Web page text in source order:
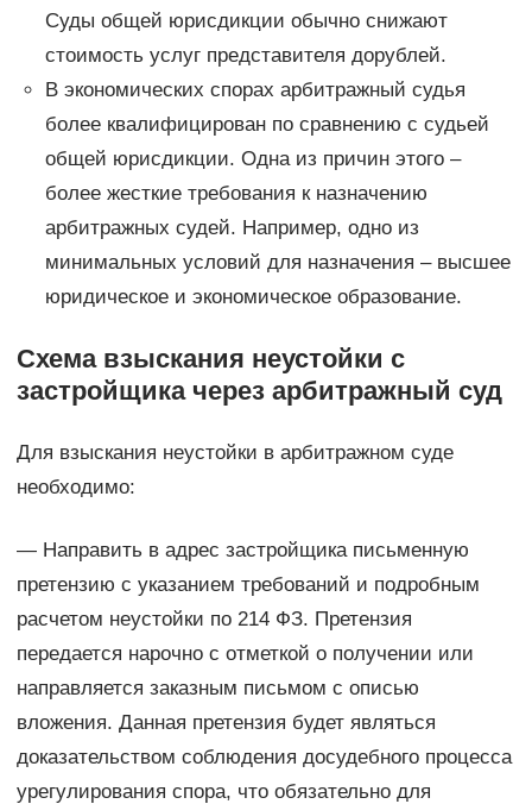
Суды общей юрисдикции обычно снижают
стоимость услуг представителя дорублей.
В экономических спорах арбитражный судья
более квалифицирован по сравнению с судьей
общей юрисдикции. Одна из причин этого –
более жесткие требования к назначению
арбитражных судей. Например, одно из
минимальных условий для назначения – высшее
юридическое и экономическое образование.
Схема взыскания неустойки с
застройщика через арбитражный суд
Для взыскания неустойки в арбитражном суде
необходимо:
— Направить в адрес застройщика письменную
претензию с указанием требований и подробным
расчетом неустойки по 214 ФЗ. Претензия
передается нарочно с отметкой о получении или
направляется заказным письмом с описью
вложения. Данная претензия будет являться
доказательством соблюдения досудебного процесса
урегулирования спора, что обязательно для